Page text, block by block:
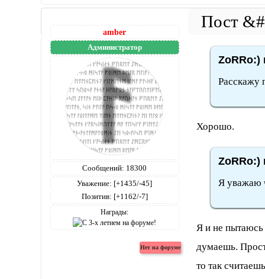
amber
Администратор
Сообщений: 18300
Уважение: [+1435/-45]
Позитив: [+1162/-7]
Награды:
ZoRRo:)
Расскажу
Хорошо.
ZoRRo:)
Я уважаю
Я и не пытаюсь
думаешь.
то так